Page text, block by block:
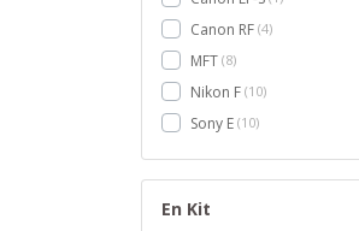
Canon RF 4
MFT 8
Nikon F 10
Sony E 10
En Kit